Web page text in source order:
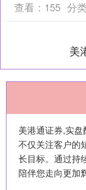
查看： 155 分
美
美港通证券,实
不仅关注客户的
长目标。通过持
陪伴您走向更加